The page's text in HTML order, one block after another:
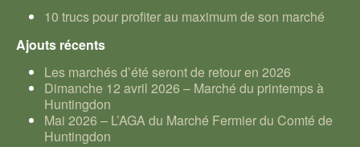
10 trucs pour profiter au maximum de son marché
Ajouts récents
Les marchés d’été seront de retour en 2026
Dimanche 12 avril 2026 – Marché du printemps à
Huntingdon
Mai 2026 – L’AGA du Marché Fermier du Comté de
Huntingdon